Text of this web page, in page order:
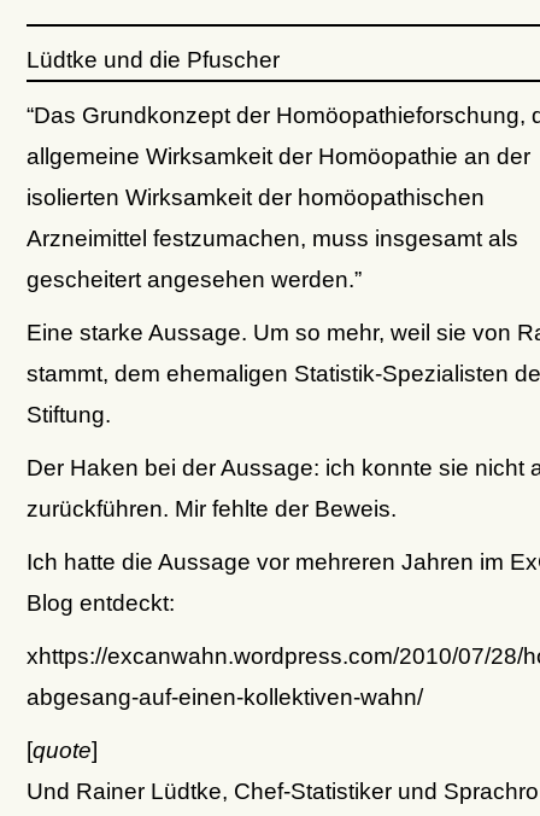
Lüdtke und die Pfuscher
“Das Grundkonzept der Homöopathieforschung,
allgemeine Wirksamkeit der Homöopathie an der
isolierten Wirksamkeit der homöopathischen
Arzneimittel festzumachen, muss insgesamt als
gescheitert angesehen werden.”
Eine starke Aussage. Um so mehr, weil sie von
stammt, dem ehemaligen Statistik-Spezialisten
Stiftung.
Der Haken bei der Aussage: ich konnte sie nicht
zurückführen. Mir fehlte der Beweis.
Ich hatte die Aussage vor mehreren Jahren im
Blog entdeckt:
xhttps://excanwahn.wordpress.com/2010/07/28/
abgesang-auf-einen-kollektiven-wahn/
[quote]
Und Rainer Lüdtke, Chef-Statistiker und